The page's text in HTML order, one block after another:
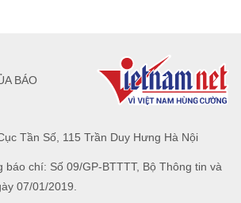
Tần Số, 115 Trần Duy Hưng Hà Nội
báo chí: Số 09/GP-BTTTT, Bộ Thông tin và
07/01/2019.
BÁO